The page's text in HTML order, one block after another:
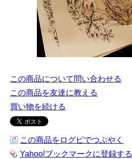
この商品について問い合わせる
この商品を友達に教える
買い物を続ける
この商品をログピでつぶやく
Yahoo!ブックマークに登録する